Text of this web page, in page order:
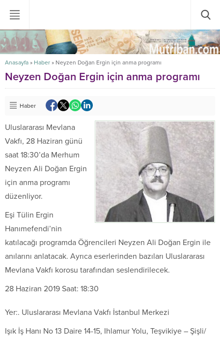
Anasayfa » Haber » Neyzen Doğan Ergin için anma programı
Neyzen Doğan Ergin için anma programı
Haber
Uluslararası Mevlana
Vakfı, 28 Haziran günü
saat 18:30’da Merhum
Neyzen Ali Doğan Ergin
için anma programı
düzenliyor.
Eşi Tülin Ergin
Hanımefendi’nin
katılacağı programda Öğrencileri Neyzen Ali Doğan Ergin ile
anılarını anlatacak. Ayrıca eserlerinden bazıları Uluslararası
Mevlana Vakfı korosu tarafından seslendirilecek.
28 Haziran 2019 Saat: 18:30
Yer:. Uluslararası Mevlana Vakfı İstanbul Merkezi
Işık İş Hanı No 13 Daire 14-15, Ihlamur Yolu, Teşvikiye – Şişli/